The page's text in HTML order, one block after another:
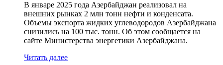
В январе 2025 года Азербайджан реализовал на
внешних рынках 2 млн тонн нефти и конденсата.
Объемы экспорта жидких углеводородов Азербайджана
снизились на 100 тыс. тонн. Об этом сообщается на
сайте Министерства энергетики Азербайджана.
Читать далее